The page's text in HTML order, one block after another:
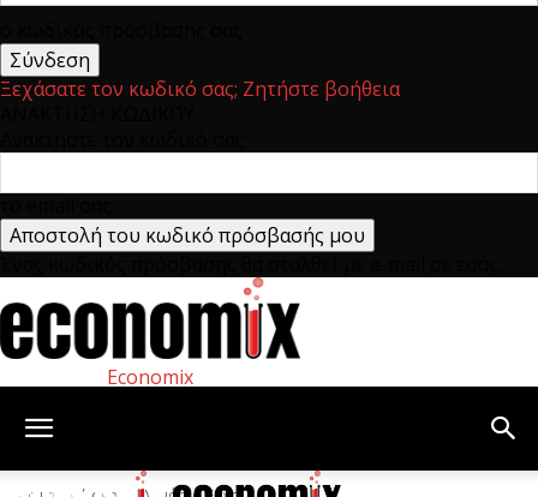
Ξεχάσατε τον κωδικό σας; Ζητήστε βοήθεια
Economix